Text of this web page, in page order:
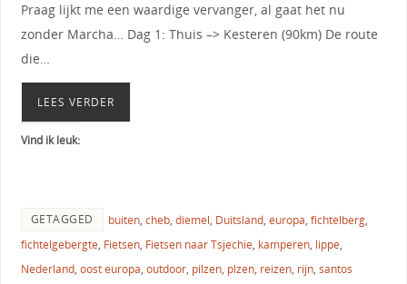
Praag lijkt me een waardige vervanger, al gaat het nu
zonder Marcha… Dag 1: Thuis –> Kesteren (90km) De route
die…
LEES VERDER
Vind ik leuk:
GETAGGED buiten, cheb, diemel, Duitsland, europa, fichtelberg,
fichtelgebergte, Fietsen, Fietsen naar Tsjechie, kamperen, lippe,
Nederland, oost europa, outdoor, pilzen, plzen, reizen, rijn, santos